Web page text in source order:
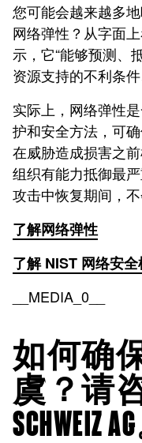
您可能会越来越多
网络弹性？从字面上
示，它“能够预测、
资源支持的不利条
实际上，网络弹性
护和安全方法，可
在威胁造成损害之
组织有能力抵御最
攻击中恢复期间，不
了解网络弹性
了解 NIST 网络安
__MEDIA_0__
如何确
虞？请咨
SCHWEIZ AG